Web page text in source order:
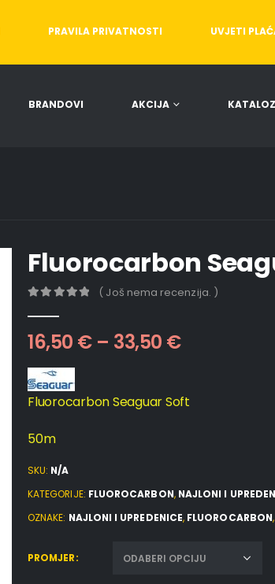
PRAVILA PRIVATNOSTI UVJETI
BRANDOVI AKCIJA
Fluorocarbon
( Još nema recenzija. )
16,50 €– 33,50 €
Fluorocarbon Seaguar Soft
50m
SKU: N/A
KATEGORIJE: FLUOROCARBON, NAJLONI I
OZNAKE: NAJLONI I UPREDENICE, FLUOROCARBON
PROMJER